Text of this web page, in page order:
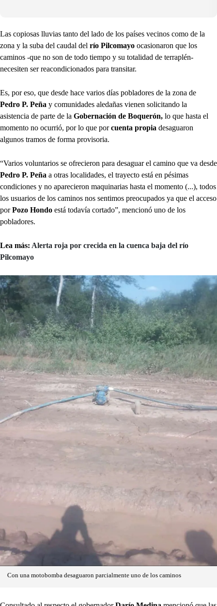
Las copiosas lluvias tanto del lado de los países vecinos como de la
zona y la suba del caudal del río Pilcomayo ocasionaron que los
caminos -que no son de todo tiempo y su totalidad de terraplén-
necesiten ser reacondicionados para transitar.
Es, por eso, que desde hace varios días pobladores de la zona de
Pedro P. Peña y comunidades aledañas vienen solicitando la
asistencia de parte de la Gobernación de Boquerón, lo que hasta el
momento no ocurrió, por lo que porcuenta propia desaguaron
algunos tramos de forma provisoria.
“Varios voluntarios se ofrecieron para desaguar el camino que va desde
Pedro P. Peña a otras localidades, el trayecto está en pésimas
condiciones y no aparecieron maquinarias hasta el momento (...), todos
los usuarios de los caminos nos sentimos preocupados ya que el acceso
porPozo Hondo está todavía cortado”, mencionó uno de los
pobladores.
Lea más: Alerta roja por crecida en la cuenca baja del río
Pilcomayo
Con una motobomba desaguaron parcialmente uno de los caminos